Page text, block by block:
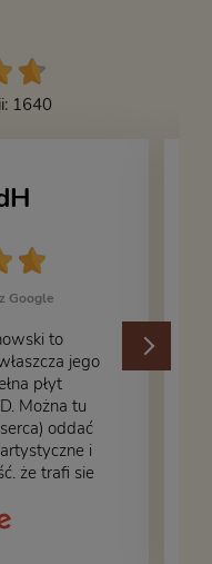
1640
Google
to
jego
płyt
Można tu
oddać
i
że trafi się
oddaliśmy